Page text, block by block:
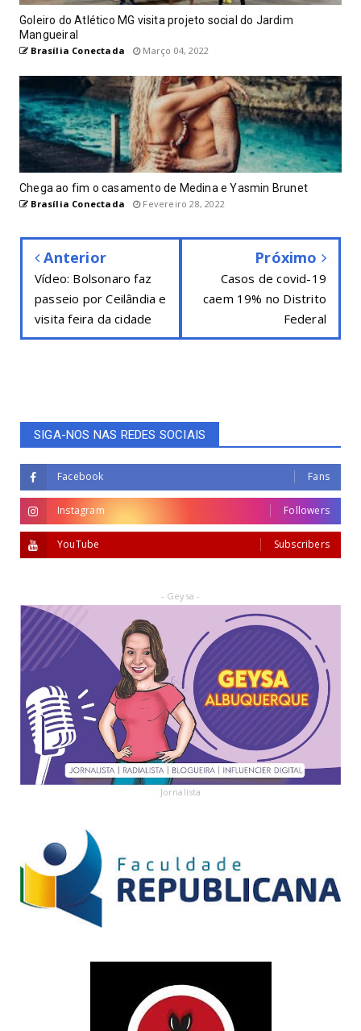
Goleiro do Atlético MG visita projeto social do Jardim
Mangueiral
Brasília Conectada Março 04, 2022
Chega ao fim o casamento de Medina e Yasmin Brunet
Brasília Conectada Fevereiro 28, 2022
Anterior
Vídeo: Bolsonaro faz
passeio por Ceilândia e
visita feira da cidade
Próximo
Casos de covid-19
caem 19% no Distrito
Federal
SIGA-NOS NAS REDES SOCIAIS
Facebook Fans
Instagram Followers
YouTube Subscribers
- Geysa -
Jornalista